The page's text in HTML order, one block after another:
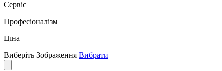
Сервіс
Професіоналізм
Ціна
Виберіть Зображення Вибрати